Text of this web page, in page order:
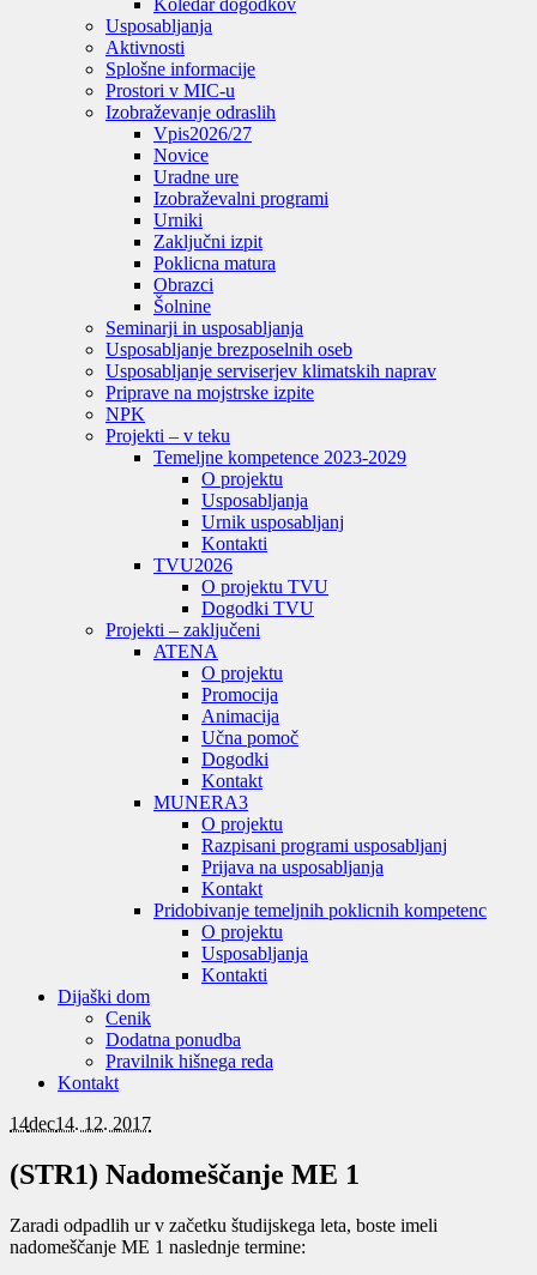
Koledar dogodkov
Usposabljanja
Aktivnosti
Splošne informacije
Prostori v MIC-u
Izobraževanje odraslih
Vpis2026/27
Novice
Uradne ure
Izobraževalni programi
Urniki
Zaključni izpit
Poklicna matura
Obrazci
Šolnine
Seminarji in usposabljanja
Usposabljanje brezposelnih oseb
Usposabljanje serviserjev klimatskih naprav
Priprave na mojstrske izpite
NPK
Projekti – v teku
Temeljne kompetence 2023-2029
O projektu
Usposabljanja
Urnik usposabljanj
Kontakti
TVU2026
O projektu TVU
Dogodki TVU
Projekti – zaključeni
ATENA
O projektu
Promocija
Animacija
Učna pomoč
Dogodki
Kontakt
MUNERA3
O projektu
Razpisani programi usposabljanj
Prijava na usposabljanja
Kontakt
Pridobivanje temeljnih poklicnih kompetenc
O projektu
Usposabljanja
Kontakti
Dijaški dom
Cenik
Dodatna ponudba
Pravilnik hišnega reda
Kontakt
14dec14. 12. 2017
(STR1) Nadomeščanje ME 1
Zaradi odpadlih ur v začetku študijskega leta, boste imeli
nadomeščanje ME 1 naslednje termine: